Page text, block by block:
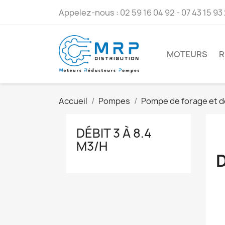
Appelez-nous : 02 59 16 04 92 - 07 43 15 93
MOTEURS
Accueil Pompes Pompe de forage et
DÉBIT 3 À 8.4
M3/H